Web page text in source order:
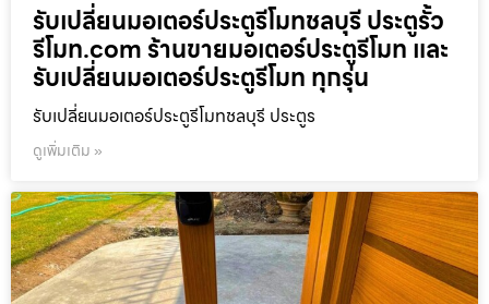
รับเปลี่ยนมอเตอร์ประตูรีโมทชลบุรี ประตูรั้ว
รีโมท.com ร้านขายมอเตอร์ประตูรีโมท และ
รับเปลี่ยนมอเตอร์ประตูรีโมท ทุกรุ่น
รับเปลี่ยนมอเตอร์ประตูรีโมทชลบุรี ประตูร
ดูเพิ่มเติม »